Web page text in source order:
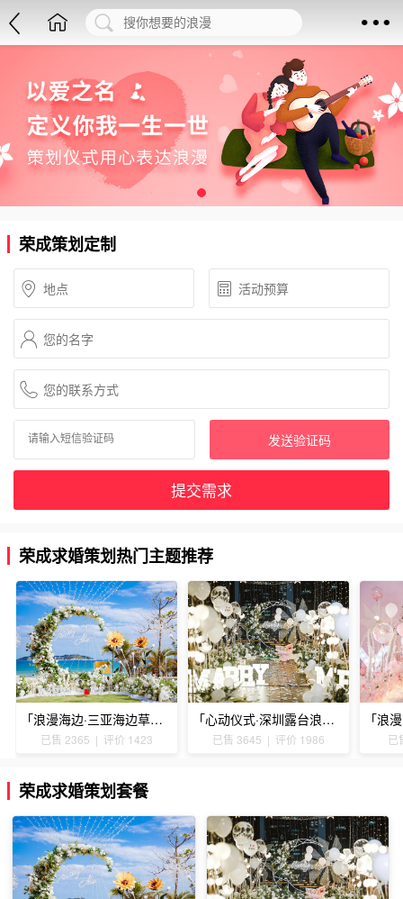
荣成策划定制
发送验证码
提交需求
荣成求婚策划热门主题推荐
「浪漫海边·三亚海边草坪浪漫求婚」
已售 2365 | 评价 1423
「心动仪式·深圳露台浪漫求婚」
已售 3645 | 评价 1986 已
荣成求婚策划套餐